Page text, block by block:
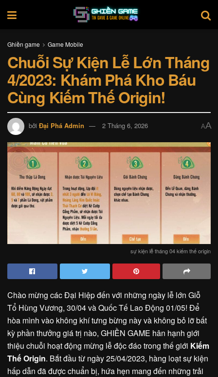
Ghiền game Game Mobile
Chuỗi Sự Kiện Lễ Lớn Tháng
4/2023: Khám Phá Kho Báu
Cùng Kiếm Thế Origin!
bởi Đại Phá Admin 2 Tháng 6, 2026 AA
sự kiện lễ tháng 04 kiếm thế origin
Chào mừng các Đại Hiệp đến với những ngày lễ lớn Giỗ
Tổ Hùng Vương, 30/04 và Quốc Tế Lao Động 01/05! Để
hòa mình vào không khí tưng bừng này và không bỏ lỡ bất
kỳ phần thưởng giá trị nào, GHIỀN GAME hân hạnh giới
thiệu chuỗi hoạt động mừng lễ độc đáo trong thế giới Kiếm
Thế Origin. Bắt đầu từ ngày 25/04/2023, hàng loạt sự kiện
hấp dẫn đã được chuẩn bị, hứa hẹn mang đến những trải